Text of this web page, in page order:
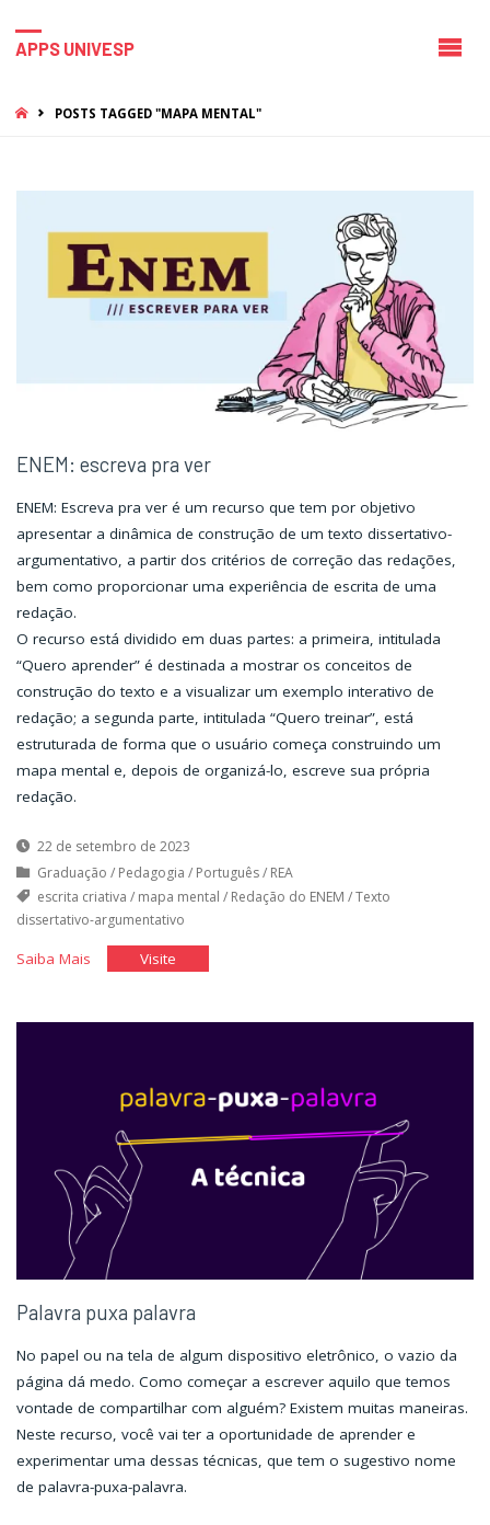
APPS UNIVESP
HOMEPOSTS TAGGED "MAPA MENTAL"
ENEM: escreva pra ver
ENEM: Escreva pra ver é um recurso que tem por objetivo
apresentar a dinâmica de construção de um texto dissertativo-
argumentativo, a partir dos critérios de correção das redações,
bem como proporcionar uma experiência de escrita de uma
redação.
O recurso está dividido em duas partes: a primeira, intitulada
“Quero aprender” é destinada a mostrar os conceitos de
construção do texto e a visualizar um exemplo interativo de
redação; a segunda parte, intitulada “Quero treinar”, está
estruturada de forma que o usuário começa construindo um
mapa mental e, depois de organizá-lo, escreve sua própria
redação.
22 de setembro de 2023
Graduação / Pedagogia / Português/ REA
escrita criativa / mapa mental / Redação do ENEM /Texto
dissertativo-argumentativo
Saiba Mais"ENEM:Visite"ENEM:
Palavra puxa palavra
No papel ou na tela de algum dispositivo eletrônico, o vazio da
página dá medo. Como começar a escrever aquilo que temos
vontade de compartilhar com alguém? Existem muitas maneiras.
Neste recurso, você vai ter a oportunidade de aprender e
experimentar uma dessas técnicas, que tem o sugestivo nome
de palavra-puxa-palavra.